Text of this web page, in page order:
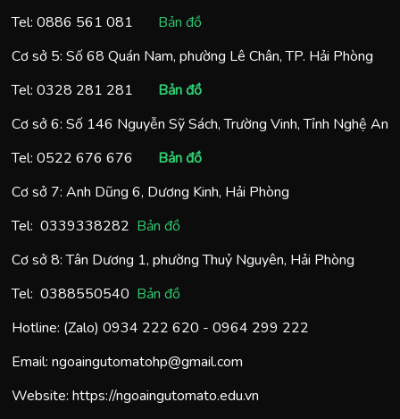
Tel: 0886 561 081
Bản đồ
Cơ sở 5: Số 68 Quán Nam, phường Lê Chân, TP. Hải Phòng
Tel: 0328 281 281
Bản đồ
Cơ sở 6: Số 146 Nguyễn Sỹ Sách, Trường Vinh, Tỉnh Nghệ An
Tel: 0522 676 676
Bản đồ
Cơ sở 7: Anh Dũng 6, Dương Kinh, Hải Phòng
Tel: 0339338282 Bản đồ
Cơ sở 8: Tân Dương 1, phường Thuỷ Nguyên, Hải Phòng
Tel: 0388550540 Bản đồ
Hotline: (Zalo) 0934 222 620 - 0964 299 222
Email: ngoaingutomatohp@gmail.com
Website: https://ngoaingutomato.edu.vn